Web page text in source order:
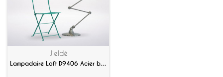
Jieldé
Lampadaire Loft D9406 Acier brossé